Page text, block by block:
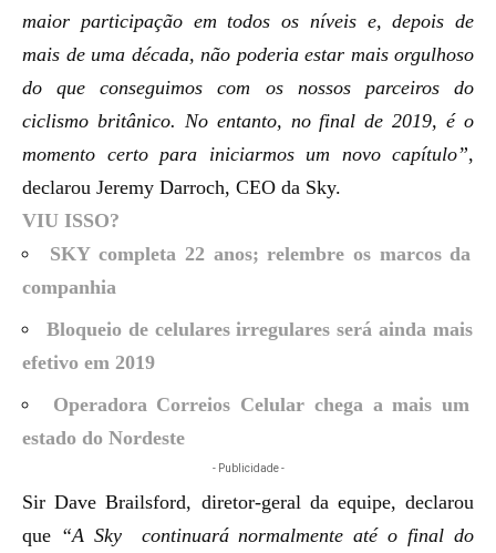
maior participação em todos os níveis e, depois de
mais de uma década, não poderia estar mais orgulhoso
do que conseguimos com os nossos parceiros do
ciclismo britânico. No entanto, no final de 2019, é o
momento certo para iniciarmos um novo capítulo”,
declarou Jeremy Darroch, CEO da Sky.
VIU ISSO?
SKY completa 22 anos; relembre os marcos da
companhia
Bloqueio de celulares irregulares será ainda mais
efetivo em 2019
Operadora Correios Celular chega a mais um
estado do Nordeste
- Publicidade -
Sir Dave Brailsford, diretor-geral da equipe, declarou
que “A Sky continuará normalmente até o final do